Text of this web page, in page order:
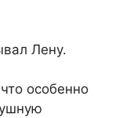
Лену.
особенно